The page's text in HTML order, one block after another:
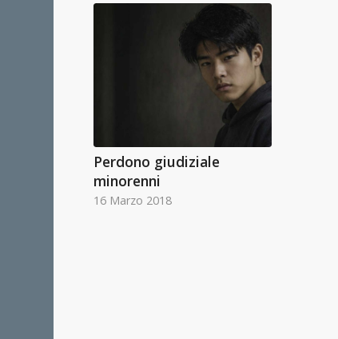
Perdono giudiziale
minorenni
16 Marzo 2018